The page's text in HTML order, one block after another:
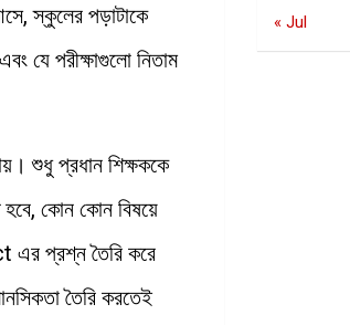
স্কুলের পড়াটাকে
যে পরীক্ষাগুলো নিতাম
শুধু প্রধান শিক্ষককে
কোন কোন বিষয়ে
এর প্রশ্ন তৈরি করে
তৈরি করতেই
« Jul